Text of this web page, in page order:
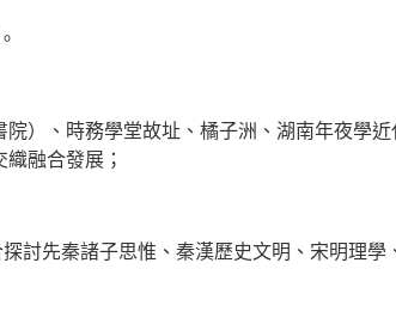
）、時務學堂故址、橘子洲、湖南年夜學
融合發展；
討先秦諸子思惟、秦漢歷史文明、宋明理